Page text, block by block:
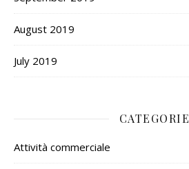
August 2019
July 2019
CATEGORIE
Attività commerciale